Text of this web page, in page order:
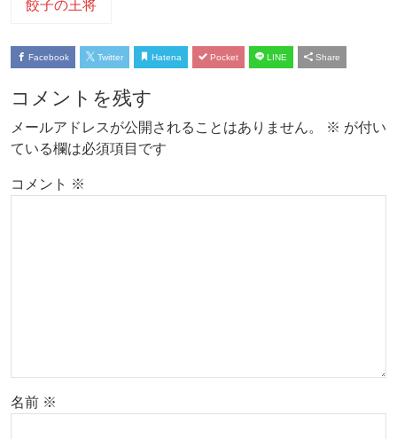
餃子の王将
Facebook Twitter Hatena Pocket LINE Share
コメントを残す
メールアドレスが公開されることはありません。 ※ が付い
ている欄は必須項目です
コメント ※
名前 ※